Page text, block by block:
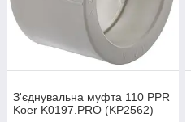
З'єднувальна муфта 110 PPR
Koer K0197.PRO (KP2562)